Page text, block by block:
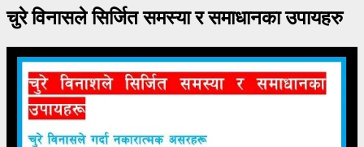
चुरे विनासले सिर्जित समस्या र समाधानका उपायहरु